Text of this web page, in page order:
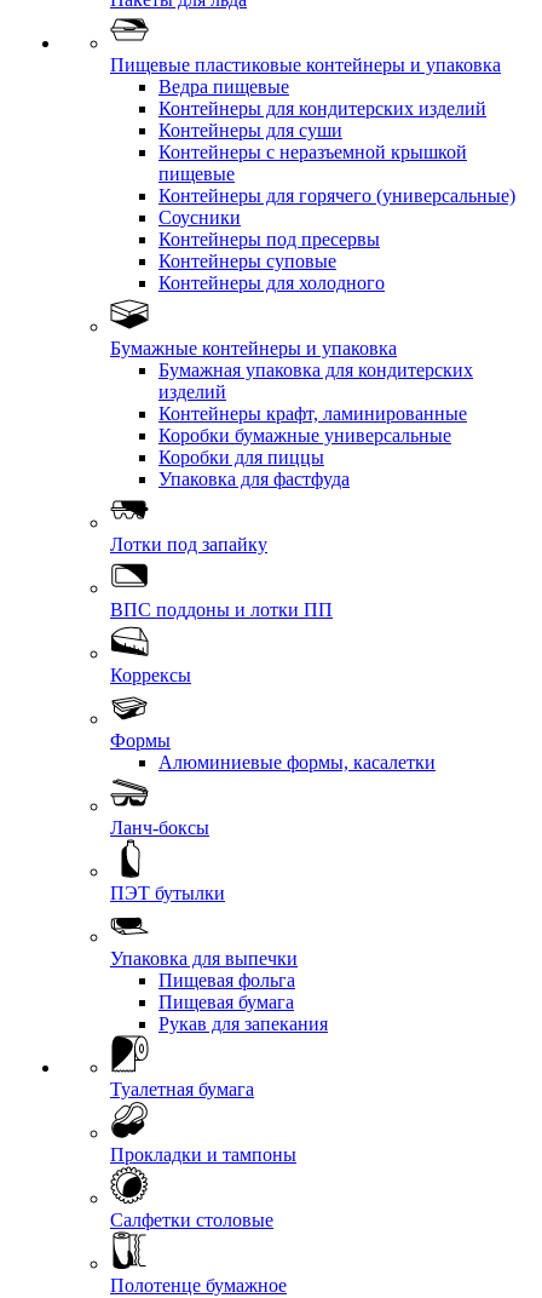
Пищевые пластиковые контейнеры и упаковка
Ведра пищевые
Контейнеры для кондитерских изделий
Контейнеры для суши
Контейнеры с неразъемной крышкой
пищевые
Контейнеры для горячего (универсальные)
Соусники
Контейнеры под пресервы
Контейнеры суповые
Контейнеры для холодного
Бумажные контейнеры и упаковка
Бумажная упаковка для кондитерских
изделий
Контейнеры крафт, ламинированные
Коробки бумажные универсальные
Коробки для пиццы
Упаковка для фастфуда
Лотки под запайку
ВПС поддоны и лотки ПП
Коррексы
Формы
Алюминиевые формы, касалетки
Ланч-боксы
ПЭТ бутылки
Упаковка для выпечки
Пищевая фольга
Пищевая бумага
Рукав для запекания
Туалетная бумага
Прокладки и тампоны
Салфетки столовые
Полотенце бумажное